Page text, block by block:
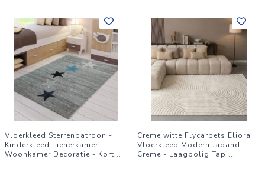
Vloerkleed Sterrenpatroon -
Kinderkleed Tienerkamer -
Woonkamer Decoratie - Kort...
Creme witte Flycarpets Eliora
Vloerkleed Modern Japandi -
Creme - Laagpolig Tapi...